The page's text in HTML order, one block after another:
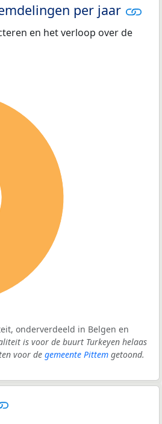
per jaar
en het verloop over de
onderverdeeld in Belgen en
is voor de buurt Turkeyen helaas
voor de gemeente Pittem getoond.